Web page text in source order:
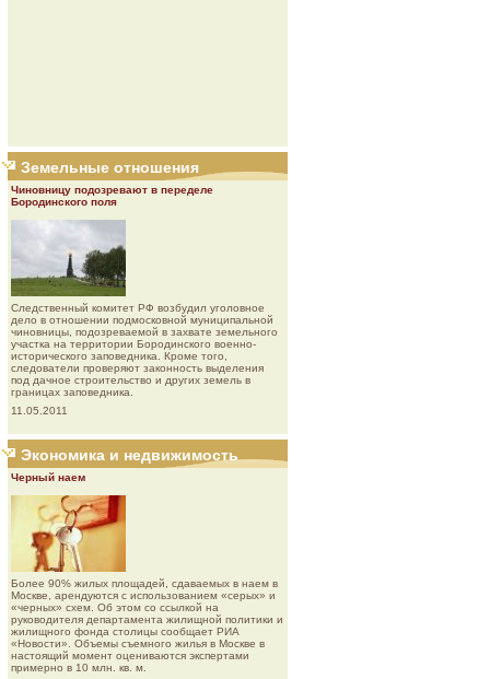
Земельные отношения
Чиновницу подозревают в переделе
Бородинского поля
Следственный комитет РФ возбудил уголовное
дело в отношении подмосковной муниципальной
чиновницы, подозреваемой в захвате земельного
участка на территории Бородинского военно-
исторического заповедника. Кроме того,
следователи проверяют законность выделения
под дачное строительство и других земель в
границах заповедника.
11.05.2011
Экономика и недвижимость
Черный наем
Более 90% жилых площадей, сдаваемых в наем в
Москве, арендуются с использованием «серых» и
«черных» схем. Об этом со ссылкой на
руководителя департамента жилищной политики и
жилищного фонда столицы сообщает РИА
«Новости». Объемы съемного жилья в Москве в
настоящий момент оцениваются экспертами
примерно в 10 млн. кв. м.